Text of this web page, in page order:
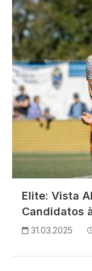
Elite: Vista
Candidatos
31.03.2025